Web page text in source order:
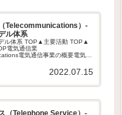
Telecommunications）-
ル体系
ル体系 TOP▲主要活動 TOP▲
電気通信業
電気通信事業の概要電気通
像を送信・媒介・受信すること
2条...
2022.07.15
（Telephone Service）-